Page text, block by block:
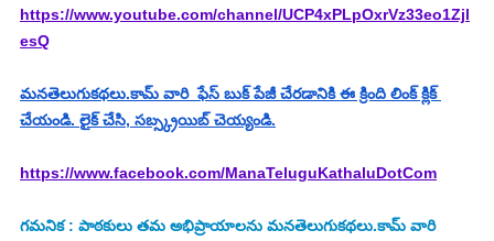
https://www.youtube.com/channel/UCP4xPLpOxrVz33eo1Zjl
esQ
మనతెలుగుకథలు.కామ్ వారి  ఫేస్ బుక్ పేజీ చేరడానికి ఈ క్రింది లింక్ క్లిక్
చేయండి. లైక్ చేసి, సబ్స్క్రయిబ్ చెయ్యండి.
https://www.facebook.com/ManaTeluguKathaluDotCom
గమనిక : పాఠకులు తమ అభిప్రాయాలను మనతెలుగుకథలు.కామ్ వారి